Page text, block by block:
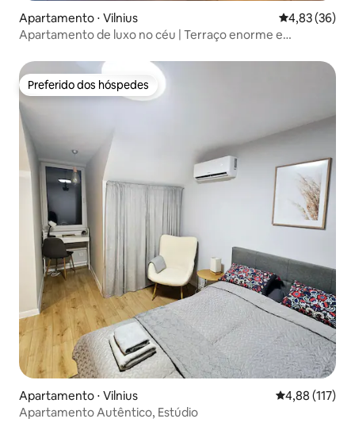
Apartamento ⋅ Vilnius 4,83 de uma
4,83 (36)
Apartamento de luxo no céu | Terraço enorme e
Preferido dos hóspedes
Preferido dos hóspedes
Apartamento ⋅ Vilnius 4,88 de uma
4,88 (117)
Apartamento Autêntico, Estúdio